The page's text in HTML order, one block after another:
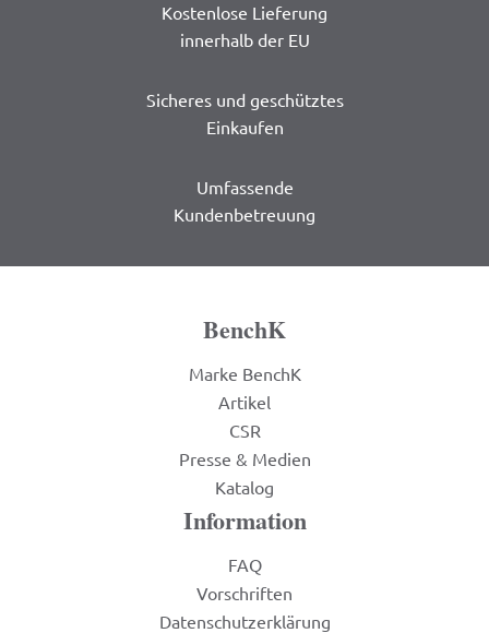
Kostenlose Lieferung
innerhalb der EU
Sicheres und geschütztes
Einkaufen
Umfassende
Kundenbetreuung
BenchK
Marke BenchK
Artikel
CSR
Presse & Medien
Katalog
Information
FAQ
Vorschriften
Datenschutzerklärung